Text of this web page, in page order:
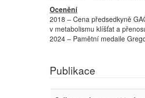
Ocenění
2018 – Cena předsedkyně
v metabolismu klíšťat a
2024 – Pamětní medaile
Publikace